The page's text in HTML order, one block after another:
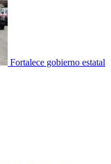
Fortalece gobierno estatal